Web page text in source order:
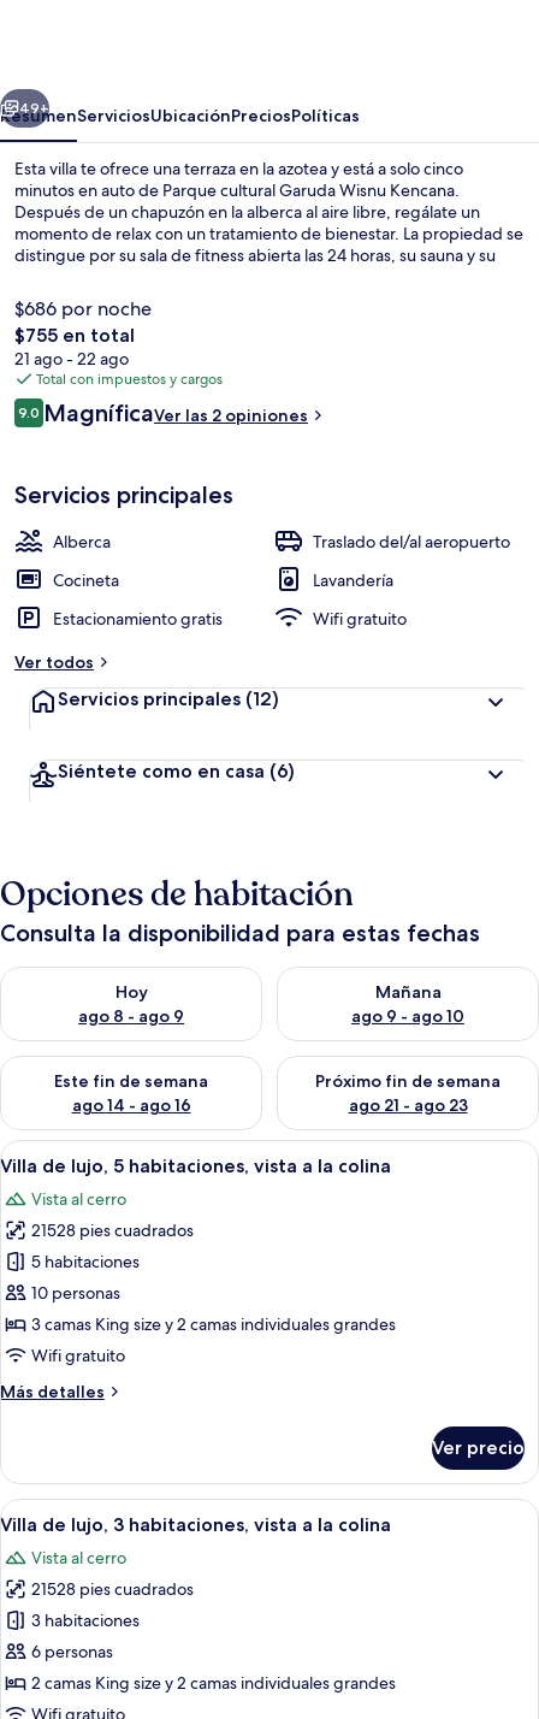
Siguiente
49+
ResumenServiciosUbicaciónPreciosPolíticas
Esta villa te ofrece una terraza en la azotea y está a solo cinco
minutos en auto de Parque cultural Garuda Wisnu Kencana.
Después de un chapuzón en la alberca al aire libre, regálate un
momento de relax con un tratamiento de bienestar. La propiedad se
distingue por su sala de fitness abierta las 24 horas, su sauna y su
$686 por noche
El
precio
total
es
de
$755 en total
21 ago - 22 ago
Total con impuestos y cargos
Opiniones
9.09.0 de 10,
MagníficaVer las 2 opiniones
Servicios principales
Alberca
Traslado del/al aeropuerto
Cocineta
Lavandería
Estacionamiento gratis
Wifi gratuito
Ver todos
Servicios principales (12)
Siéntete como en casa (6)
Opciones de habitación
Consulta la disponibilidad para estas fechas
Hoy
ago 8 - ago 9
Consulta la disponibilidad para hoy ago 8 - ago 9
Mañana
ago 9 - ago 10
Consulta la disponibilidad
Este fin de semana
ago 14 - ago 16
Consulta la disponibilidad para este fin de semana ago 14 -
Próximo fin de semana
ago 21 - ago 23
Consulta la disponibilidad
Abrir
todas
las
fotos
de
Villa
de
lujo,
habitaciones,
la
colina
Una terraza de madera con
24
Villa de lujo, 5 habitaciones, vista a la colina
Vista al cerro
21528 pies cuadrados
5 habitaciones
10 personas
3 camas King size y 2 camas individuales grandes
Wifi gratuito
Más detalles
Más
de
lujo,
5
habitaciones,
vista
a
la
colina
Ver precio
Abrir
todas
las
fotos
de
Villa
de
lujo,
Una terraza de madera con
23
Villa de lujo, 3 habitaciones, vista a la colina
Vista al cerro
21528 pies cuadrados
3 habitaciones
6 personas
2 camas King size y 2 camas individuales grandes
Wifi gratuito